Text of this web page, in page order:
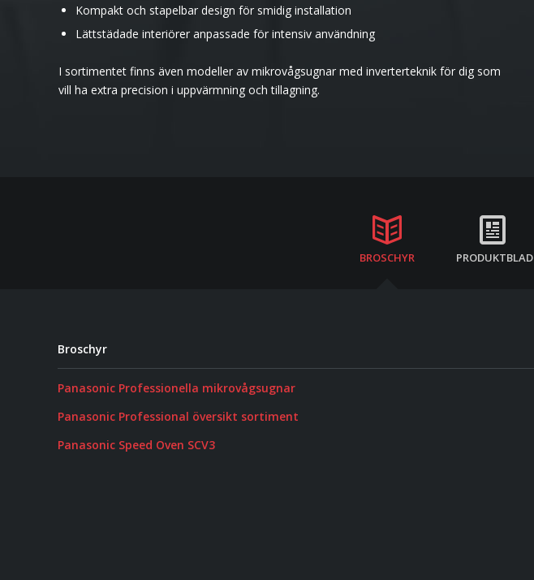
Kompakt och stapelbar design för smidig installation
Lättstädade interiörer anpassade för intensiv användning
I sortimentet finns även modeller av mikrovågsugnar med inverterteknik för dig som
vill ha extra precision i uppvärmning och tillagning.
BROSCHYR PRODUKTBLAD
Broschyr
Panasonic Professionella mikrovågsugnar
Panasonic Professional översikt sortiment
Panasonic Speed Oven SCV3